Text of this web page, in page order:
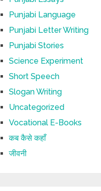
Punjabi Language
Punjabi Letter Writing
Punjabi Stories
Science Experiment
Short Speech
Slogan Writing
Uncategorized
Vocational E-Books
कब कैसे कहाँ
जीवनी